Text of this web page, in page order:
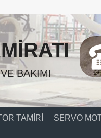
BAKIMI
TAMIRI SERVO